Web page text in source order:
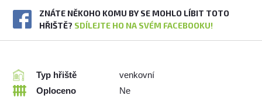
ZNÁTE NĚKOHO KOMU BY SE MOHLO LÍBIT TOTO
HŘIŠTĚ? SDÍLEJTE HO NA SVÉM FACEBOOKU!
Typ hřiště
venkovní
Oploceno
Ne